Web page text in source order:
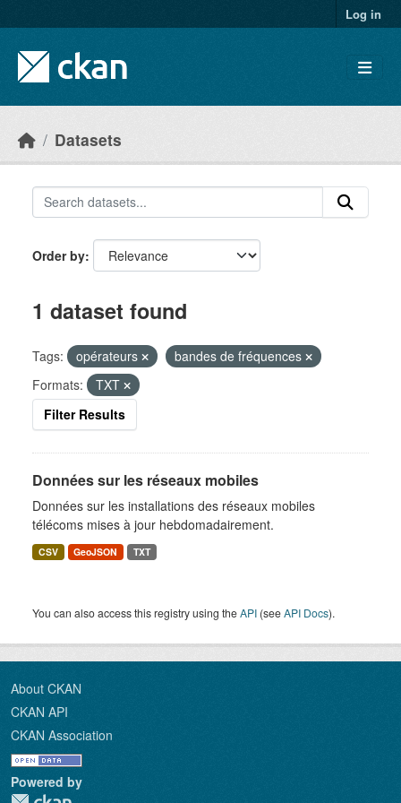
Log in
Datasets
Order by
1 dataset found
Tags: opérateurs
bandes de fréquences
Formats:
TXT
Filter Results
Données sur les réseaux mobiles
Données sur les installations des réseaux mobiles
télécoms mises à jour hebdomadairement.
CSV GeoJSON TXT
You can also access this registry using theAPI (seeAPI Docs).
About CKAN
CKAN API
CKAN Association
Powered by